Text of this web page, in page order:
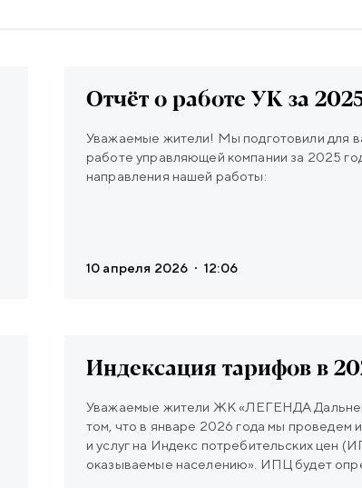
Отчёт о работе УК за
Уважаемые жители! Мы подготовили для
работе управляющей компании за 2025
направления нашей работы:
10 апреля 2026 12:06
Индексация тарифов в
Уважаемые жители ЖК «ЛЕГЕНДА Дальневосточного»!
том, что в январе 2026 года мы проведем
и услуг на Индекс потребительских цен
оказываемые населению». ИПЦ будет